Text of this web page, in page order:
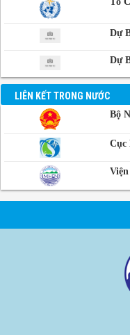
Dự
Dự
LIÊN KẾT TRONG NƯỚC
Bộ
Cục